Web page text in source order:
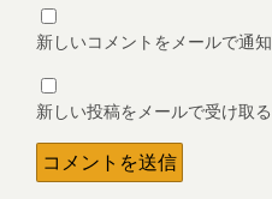
新しいコメントをメールで通知
新しい投稿をメールで受け取る